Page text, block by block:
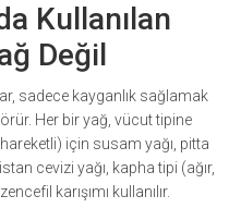
Kullanılan
Değil
sadece kayganlık sağlamak
Her bir yağ, vücut tipine
için susam yağı, pitta
cevizi yağı, kapha tipi (ağır,
karışımı kullanılır.